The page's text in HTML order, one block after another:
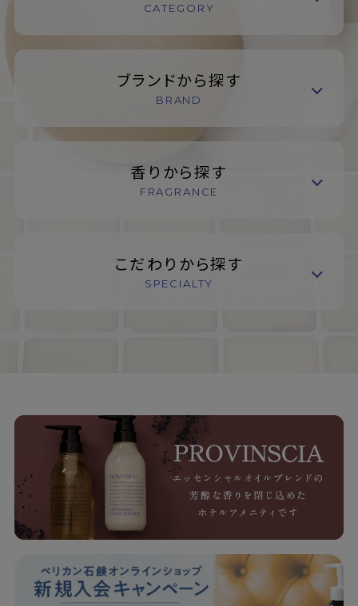
CATEGORY
ブランドから探す
BRAND
香りから探す
FRAGRANCE
こだわりから探す
SPECIALTY